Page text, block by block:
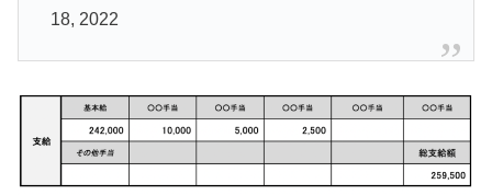
18, 2022